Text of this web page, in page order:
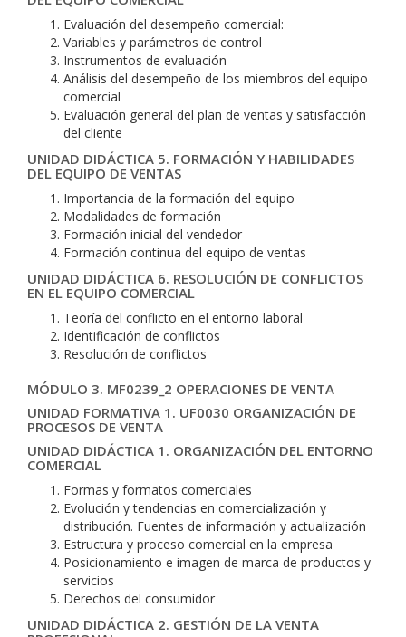
Evaluación del desempeño comercial:
Variables y parámetros de control
Instrumentos de evaluación
Análisis del desempeño de los miembros del equipo
comercial
Evaluación general del plan de ventas y satisfacción
del cliente
UNIDAD DIDÁCTICA 5. FORMACIÓN Y HABILIDADES
DEL EQUIPO DE VENTAS
Importancia de la formación del equipo
Modalidades de formación
Formación inicial del vendedor
Formación continua del equipo de ventas
UNIDAD DIDÁCTICA 6. RESOLUCIÓN DE CONFLICTOS
EN EL EQUIPO COMERCIAL
Teoría del conflicto en el entorno laboral
Identificación de conflictos
Resolución de conflictos
MÓDULO 3. MF0239_2 OPERACIONES DE VENTA
UNIDAD FORMATIVA 1. UF0030 ORGANIZACIÓN DE
PROCESOS DE VENTA
UNIDAD DIDÁCTICA 1. ORGANIZACIÓN DEL ENTORNO
COMERCIAL
Formas y formatos comerciales
Evolución y tendencias en comercialización y
distribución. Fuentes de información y actualización
Estructura y proceso comercial en la empresa
Posicionamiento e imagen de marca de productos y
servicios
Derechos del consumidor
UNIDAD DIDÁCTICA 2. GESTIÓN DE LA VENTA